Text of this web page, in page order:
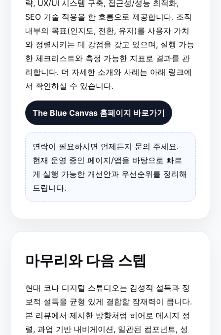
략, UX/UI 시스템 구축, 접근성/성능 최적화,
SEO 기술 적용을 한 흐름으로 제공합니다. 조직
내부의 목표(인지도, 전환, 유지)를 사용자 가치
와 정렬시키는 데 강점을 갖고 있으며, 실행 가능
한 체크리스트와 측정 가능한 지표로 결과를 관
리합니다. 더 자세한 소개와 사례는 아래 링크에
서 확인하실 수 있습니다.
The Blue Canvas 홈페이지 바로가기
연락이 필요하시면 언제든지 문의 주세요.
현재 운영 중인 페이지/앱을 바탕으로 빠르
게 실행 가능한 개선안과 우선순위를 정리해
드립니다.
마무리와 다음 스텝
현대 코나 디지털 스튜디오는 감성적 설득과 정
보적 설득을 균형 있게 결합할 잠재력이 큽니다.
본 리뷰에서 제시한 방향처럼 히어로 메시지 정
렬, 과업 기반 내비게이션, 일관된 컴포넌트, 성